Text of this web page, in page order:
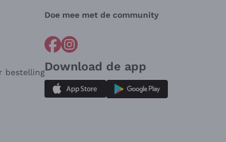
bestelling
Doe mee met de community
Download de app